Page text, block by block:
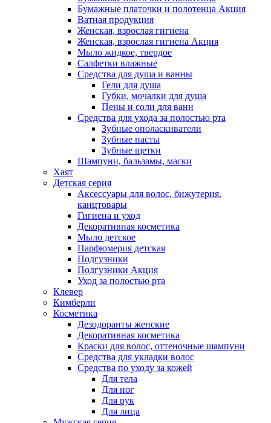
Бумажные платочки и полотенца Акция
Ватная продукция
Женская, взрослая гигиена
Женская, взрослая гигиена Акция
Мыло жидкое, твердое
Салфетки влажные
Средства для душа и ванны
Гели для душа
Губки, мочалки для душа
Пены и соли для ванн
Средства для ухода за полостью рта
Зубные ополаскиватели
Зубные пасты
Зубные щетки
Шампуни, бальзамы, маски
Хаят
Детская серия
Аксессуары для волос, бижутерия,
канцтовары
Гигиена и уход
Декоративная косметика
Мыло детское
Парфюмерия детская
Подгузники
Подгузники Акция
Уход за полостью рта
Клевер
Кимберли
Косметика
Дезодоранты женские
Декоративная косметика
Краски для волос, оттеночные шампуни
Средства для укладки волос
Средства по уходу за кожей
Для тела
Для ног
Для рук
Для лица